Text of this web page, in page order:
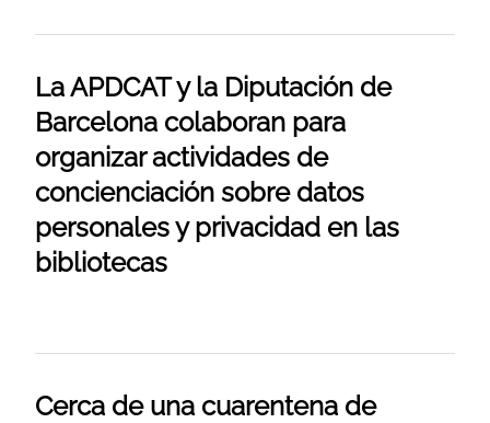
La APDCAT y la Diputación de
Barcelona colaboran para
organizar actividades de
concienciación sobre datos
personales y privacidad en las
bibliotecas
Cerca de una cuarentena de